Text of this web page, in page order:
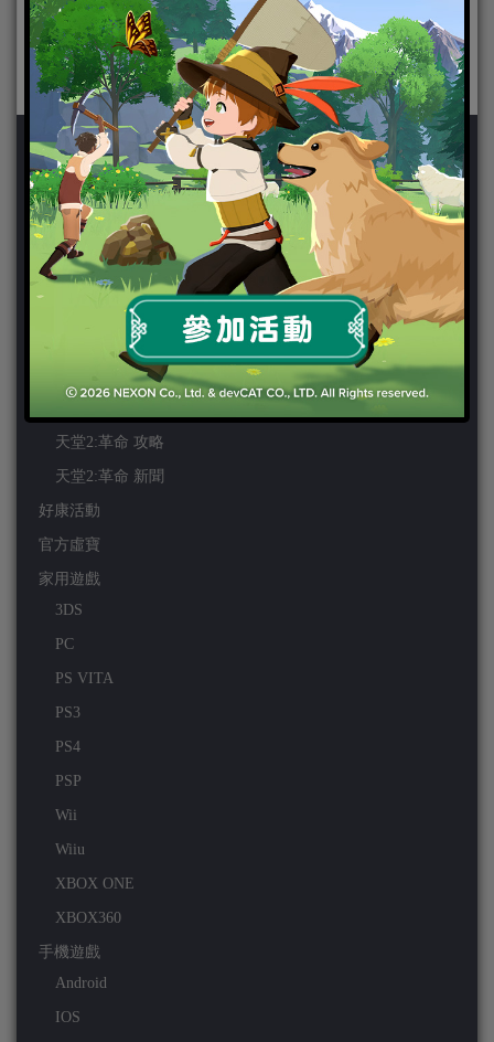
新聞分類
ChinaJoy 2018
Chinajoy2025
天堂2:革命 攻略
天堂2:革命 新聞
好康活動
官方虛寶
家用遊戲
3DS
PC
PS VITA
PS3
PS4
PSP
Wii
Wiiu
XBOX ONE
XBOX360
手機遊戲
Android
IOS